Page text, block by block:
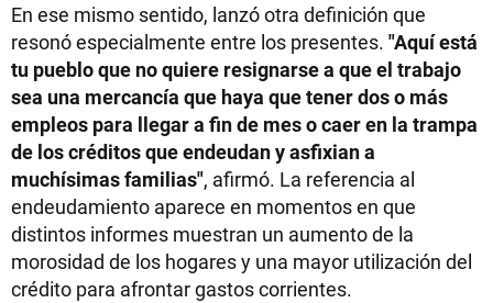
En ese mismo sentido, lanzó otra definición que
resonó especialmente entre los presentes. "Aquí está
tu pueblo que no quiere resignarse a que el trabajo
sea una mercancía que haya que tener dos o más
empleos para llegar a fin de mes o caer en la trampa
de los créditos que endeudan y asfixian a
muchísimas familias", afirmó. La referencia al
endeudamiento aparece en momentos en que
distintos informes muestran un aumento de la
morosidad de los hogares y una mayor utilización del
crédito para afrontar gastos corrientes.